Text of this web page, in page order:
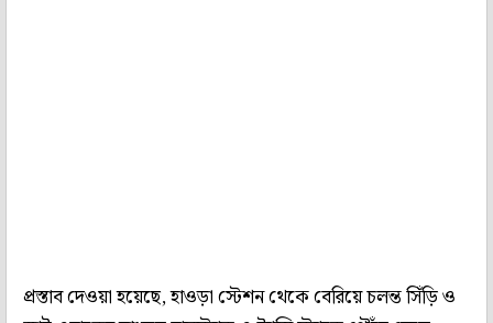
প্রস্তাব দেওয়া হয়েছে, হাওড়া স্টেশন থেকে বেরিয়ে চলন্ত সিঁড়ি ও